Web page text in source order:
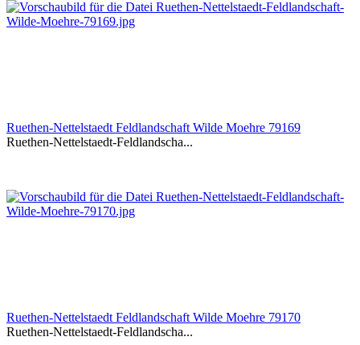
Ruethen-Nettelstaedt Feldlandschaft Wilde Moehre 79169
Ruethen-Nettelstaedt-Feldlandscha...
Ruethen-Nettelstaedt Feldlandschaft Wilde Moehre 79170
Ruethen-Nettelstaedt-Feldlandscha...